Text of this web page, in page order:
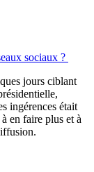
sociaux ?
jours ciblant
ingérences était
en faire plus et à